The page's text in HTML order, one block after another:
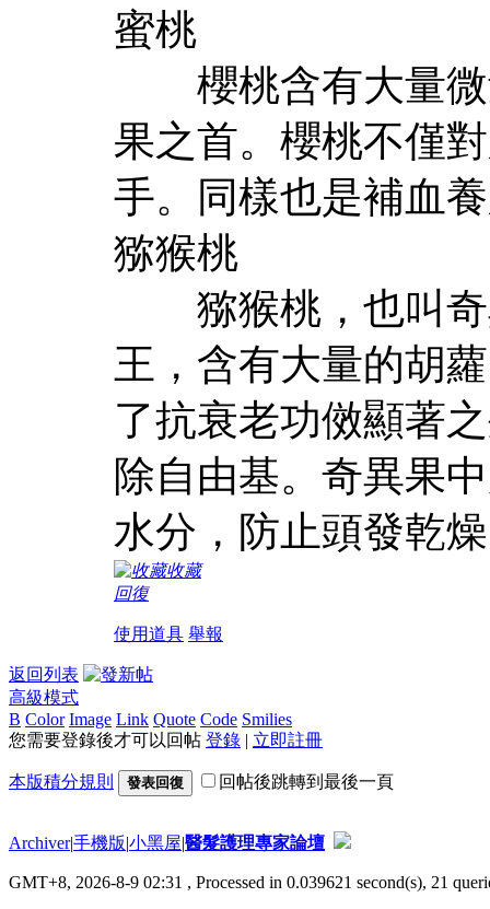
蜜桃
櫻桃含有大量微
果之首。櫻桃不僅
手。同樣也是補血
猕猴桃
猕猴桃，也叫奇
王，含有大量的胡
了抗衰老功傚顯著
除自由基。奇異果
水分，防止頭發乾
收藏
回復
使用道具 舉報
返回列表
高級模式
B Color Image Link Quote Code Smilies
您需要登錄後才可以回帖 登錄 | 立即註冊
本版積分規則 發表回復 回帖後跳轉到最後一頁
Archiver|手機版|小黑屋|醫髮護理專家論壇
GMT+8, 2026-8-9 02:31 , Processed in 0.039621 second(s), 21